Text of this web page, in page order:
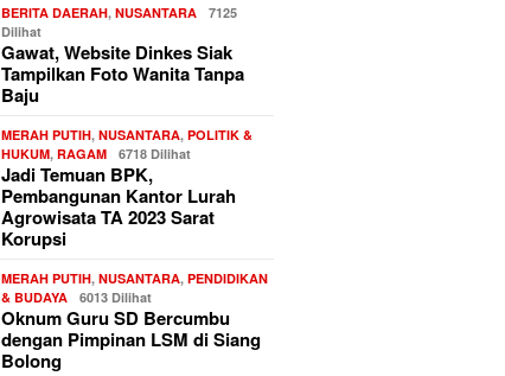
BERITA DAERAH,NUSANTARA
7125
Dilihat
Gawat, Website Dinkes Siak
Tampilkan Foto Wanita Tanpa
Baju
MERAH PUTIH,NUSANTARA,POLITIK &
HUKUM,RAGAM 6718 Dilihat
Jadi Temuan BPK,
Pembangunan Kantor Lurah
Agrowisata TA 2023 Sarat
Korupsi
MERAH PUTIH,NUSANTARA,PENDIDIKAN
& BUDAYA
6013 Dilihat
Oknum Guru SD Bercumbu
dengan Pimpinan LSM di Siang
Bolong